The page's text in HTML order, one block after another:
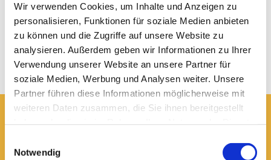
Wir verwenden Cookies, um Inhalte und Anzeigen zu
personalisieren, Funktionen für soziale Medien anbieten
zu können und die Zugriffe auf unsere Website zu
analysieren. Außerdem geben wir Informationen zu Ihrer
Verwendung unserer Website an unsere Partner für
soziale Medien, Werbung und Analysen weiter. Unsere
Partner führen diese Informationen möglicherweise mit
weiteren Daten zusammen, die Sie ihnen bereitgestellt
Notwendig
Hier erreichen Sie uns:
Ev.-luth. Domkirche St. Blasii zu Braunschweig